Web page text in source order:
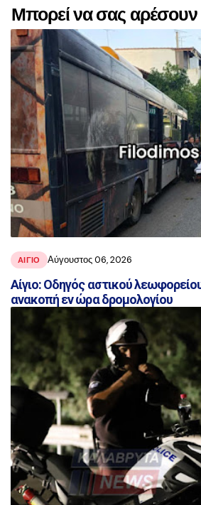
Μπορεί να σας αρέσουν
αναρτήσεις
ΑΙΓΙΟ Αύγουστος 06, 2026
Αίγιο: Οδηγός αστικού
ανακοπή εν ώρα δρομολογίου